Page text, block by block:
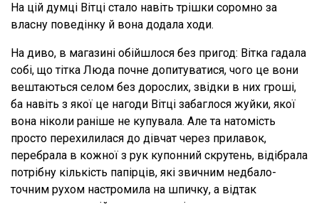
На цій думці Вітці стало навіть трішки соромно за
власну поведінку й вона додала ходи.
На диво, в магазині обійшлося без пригод: Вітка гадала
собі, що тітка Люда почне допитуватися, чого це вони
вештаються селом без дорослих, звідки в них гроші,
ба навіть з якої це нагоди Вітці забаглося жуйки, якої
вона ніколи раніше не купувала. Але та натомість
просто перехилилася до дівчат через прилавок,
перебрала в кожної з рук купонний скрутень, відібрала
потрібну кількість папірців, які звичним недбало-
точним рухом настромила на шпичку, а відтак